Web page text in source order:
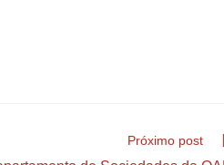
Próximo post